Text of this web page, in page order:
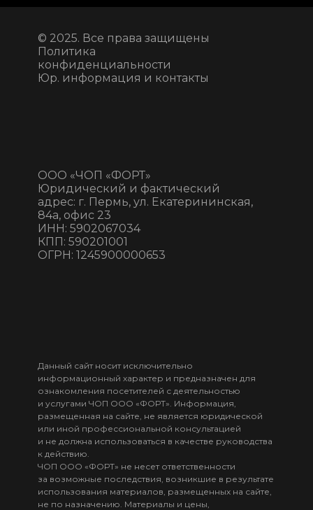
© 2025. Все права защищены
Политика
конфиденциальности
Юр. информация и контакты
Данный сайт носит исключительно
информационный характер и предназначен для
ознакомления посетителей с деятельностью
и услугами ЧОП ООО «ФОРТ». Информация,
размещенная на сайте, не является юридической
или иной профессиональной консультацией
и не должна использоваться в качестве руководства
к действию.
ЧОП ООО «ФОРТ» не несет ответственности
за возможные последствия, возникшие в результате
использования материалов, размещенных на сайте,
не по назначению. Материалы и цены,
ООО «ЧОП «ФОРТ»
Юридический и фактический
адрес: г. Пермь, ул. Екатерининская,
84а, офис 23
ИНН: 5902067034
КПП: 590201001
ОГРН: 1245900000653